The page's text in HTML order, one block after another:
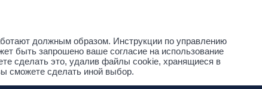
должным образом. Инструкции по управлению
быть запрошено ваше согласие на использование
сделать это, удалив файлы cookie, хранящиеся в
сможете сделать иной выбор.